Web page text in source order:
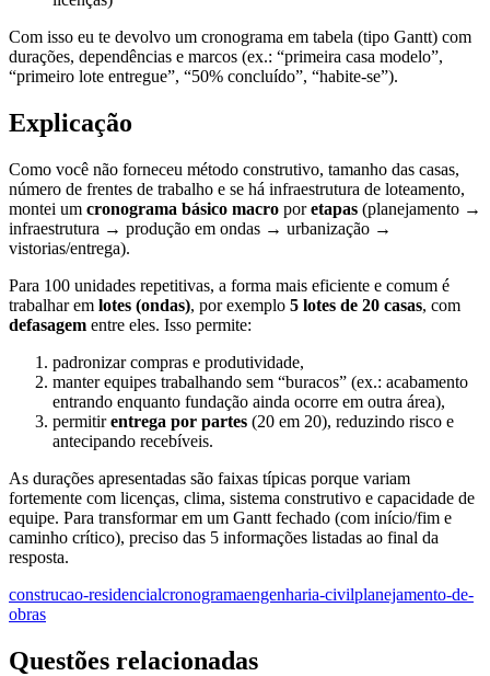
Com isso eu te devolvo um cronograma em tabela (tipo Gantt) com
durações, dependências e marcos (ex.: “primeira casa modelo”,
“primeiro lote entregue”, “50% concluído”, “habite-se”).
Explicação
Como você não forneceu método construtivo, tamanho das casas,
número de frentes de trabalho e se há infraestrutura de loteamento,
montei um cronograma básico macro poretapas (planejamento →
infraestrutura → produção em ondas → urbanização →
vistorias/entrega).
Para 100 unidades repetitivas, a forma mais eficiente e comum é
trabalhar em lotes (ondas), por exemplo 5 lotes de 20 casas, com
defasagem entre eles. Isso permite:
padronizar compras e produtividade,
manter equipes trabalhando sem “buracos” (ex.: acabamento
entrando enquanto fundação ainda ocorre em outra área),
permitirentrega por partes (20 em 20), reduzindo risco e
antecipando recebíveis.
As durações apresentadas são faixas típicas porque variam
fortemente com licenças, clima, sistema construtivo e capacidade de
equipe. Para transformar em um Gantt fechado (com início/fim e
caminho crítico), preciso das 5 informações listadas ao final da
resposta.
construcao-residencialcronogramaengenharia-civilplanejamento-de-
obras
Questões relacionadas